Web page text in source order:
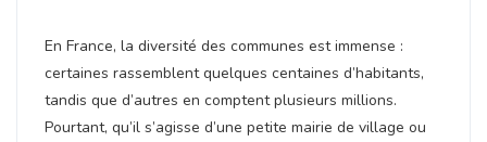
En France, la diversité des communes est immense :
certaines rassemblent quelques centaines d’habitants,
tandis que d’autres en comptent plusieurs millions.
Pourtant, qu’il s’agisse d’une petite mairie de village ou